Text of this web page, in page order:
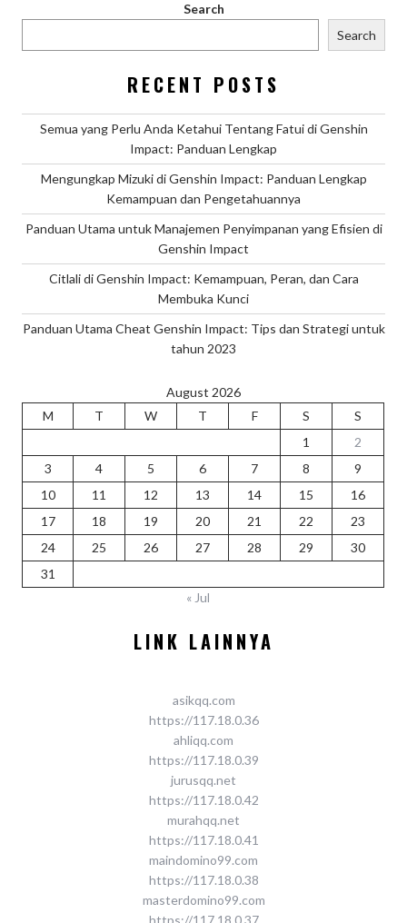
Genshin
Impact
Search
Search
RECENT POSTS
Semua yang Perlu Anda Ketahui Tentang Fatui di Genshin
Impact: Panduan Lengkap
Mengungkap Mizuki di Genshin Impact: Panduan Lengkap
Kemampuan dan Pengetahuannya
Panduan Utama untuk Manajemen Penyimpanan yang Efisien di
Genshin Impact
Citlali di Genshin Impact: Kemampuan, Peran, dan Cara
Membuka Kunci
Panduan Utama Cheat Genshin Impact: Tips dan Strategi untuk
tahun 2023
August 2026
M
T W T F S
S
1
2
3
4 5 6 7 8
9
10
11 12 13 14 15
16
17
18 19 20 21 22
23
24
25 26 27 28 29
30
31
« Jul
LINK LAINNYA
asikqq.com
https://117.18.0.36
ahliqq.com
https://117.18.0.39
jurusqq.net
https://117.18.0.42
murahqq.net
https://117.18.0.41
maindomino99.com
https://117.18.0.38
masterdomino99.com
https://117.18.0.37